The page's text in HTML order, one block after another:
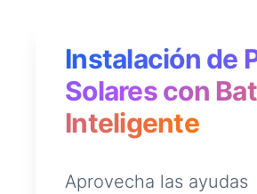
Instalación de
Solares con
Inteligente
Aprovecha las ayudas